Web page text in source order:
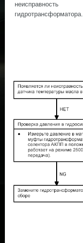
неисправность
гидротрансформатора.